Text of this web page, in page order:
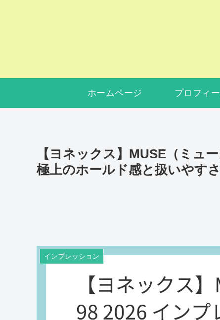
ホームページ プロフィ
【ヨネックス】MUSE（ミュ
極上のホールド感と扱いやすさ
インプレッション